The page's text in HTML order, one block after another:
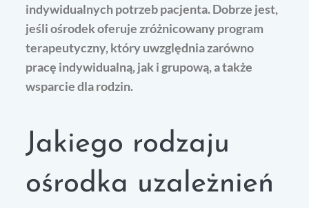
indywidualnych potrzeb pacjenta. Dobrze jest,
jeśli ośrodek oferuje zróżnicowany program
terapeutyczny, który uwzględnia zarówno
pracę indywidualną, jak i grupową, a także
wsparcie dla rodzin.
Jakiego rodzaju
ośrodka uzależnień